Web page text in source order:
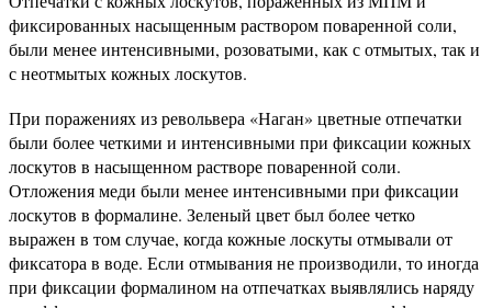
фиксированных насыщенным раствором поваренной соли,
были менее интенсивными, розоватыми, как с отмытых, так и
с неотмытых кожных лоскутов.
При поражениях из револьвера «Наган» цветные отпечатки
были более четкими и интенсивными при фиксации кожных
лоскутов в насыщенном растворе поваренной соли.
Отложения меди были менее интенсивными при фиксации
лоскутов в формалине. Зеленый цвет был более четко
выражен в том случае, когда кожные лоскуты отмывали от
фиксатора в воде. Если отмывания не производили, то иногда
при фиксации формалином на отпечатках выявлялись наряду